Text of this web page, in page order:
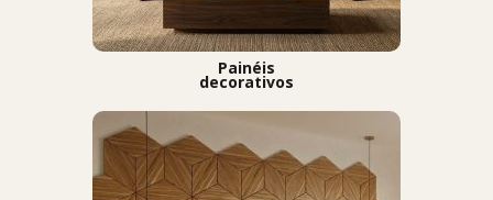
Painéis
decorativos